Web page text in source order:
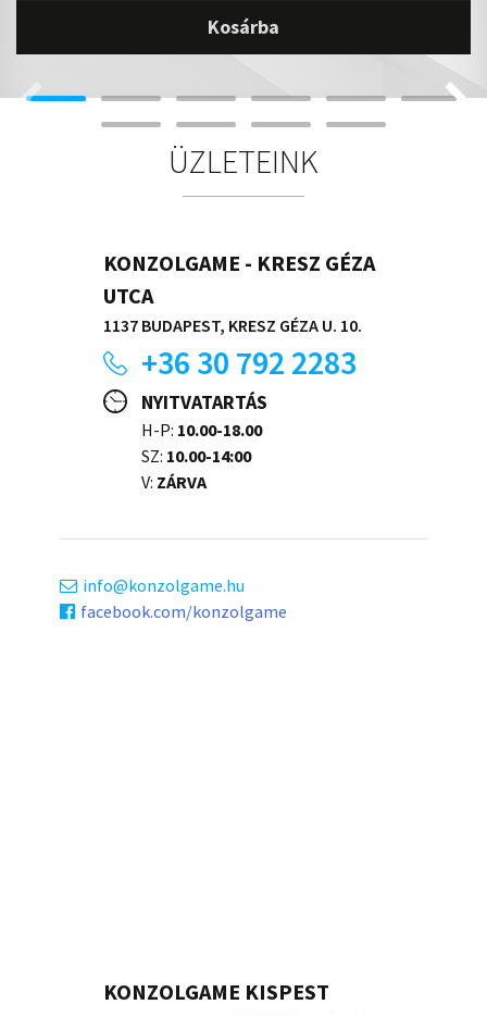
Kosárba
ÜZLETEINK
KONZOLGAME - KRESZ GÉZA
UTCA
1137 BUDAPEST, KRESZ GÉZA U. 10.
+36 30 792 2283
NYITVATARTÁS
H-P: 10.00-18.00
SZ: 10.00-14:00
V: ZÁRVA
info
konzolgame.hu
facebook.com/konzolgame
KONZOLGAME KISPEST